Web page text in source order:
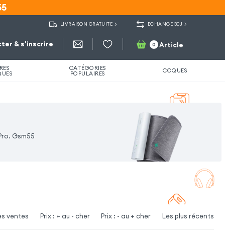
LIVRAISON GRATUITE ECHANGE 30J
& s'inscrire 0 Article
CATÉGORIES
POPULAIRES COQUES
Gsm55
ventes Prix : + au - cher Prix : - au + cher Les plus récents